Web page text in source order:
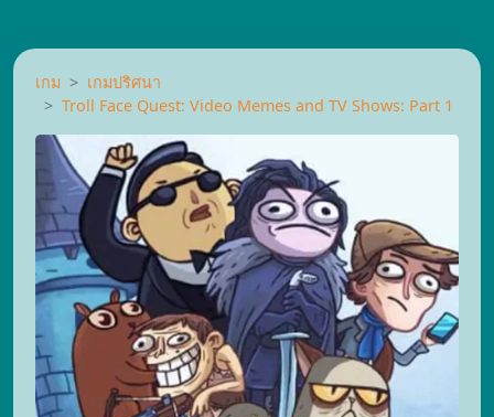
เกม
เกมปริศนา
Troll Face Quest: Video Memes and TV Shows: Part 1